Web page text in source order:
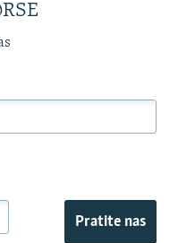
Pratite nas